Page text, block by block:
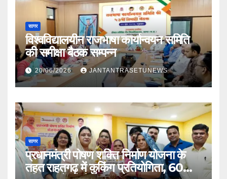
सागर
विश्वविद्यालयीन राजभाषा कार्यान्वयन समिति
की समीक्षा बैठक सम्पन्न
20/06/2026 JANTANTRASETUNEWS
सागर
प्रधानमंत्री पोषण शक्ति निर्माण योजना के
तहत राहतगढ़ में कुकिंग प्रतियोगिता, 60